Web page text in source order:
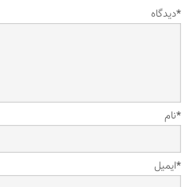
دیدگاه*
نام*
ایمیل*